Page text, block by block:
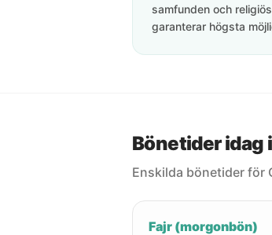
samfunden och
garanterar högsta
Bönetider idag
Enskilda bönetider för
Fajr (morgonbön)